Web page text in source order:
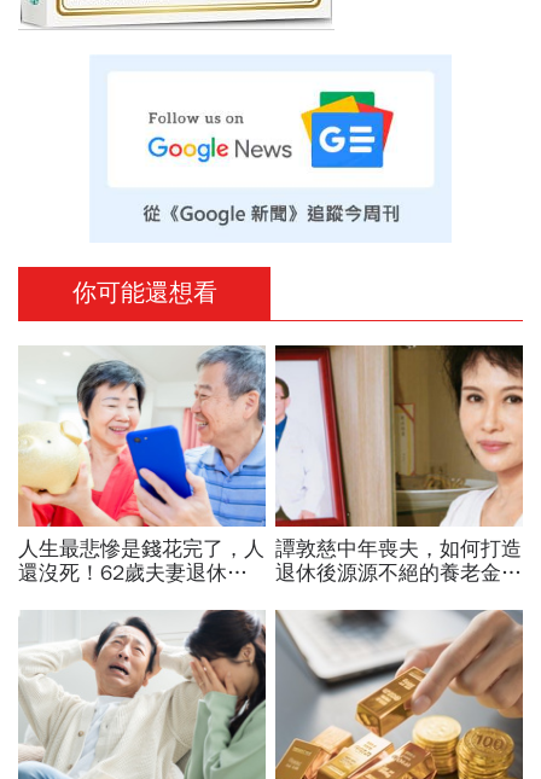
你可能還想看
人生最悲慘是錢花完了，人
還沒死！62歲夫妻退休前
出4800萬養老金
譚敦慈中年喪夫，如何打造
退休後源源不絕的養老金？
老、領到老」